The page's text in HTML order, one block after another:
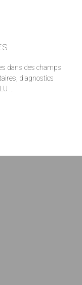
dans des champs
diagnostics
...